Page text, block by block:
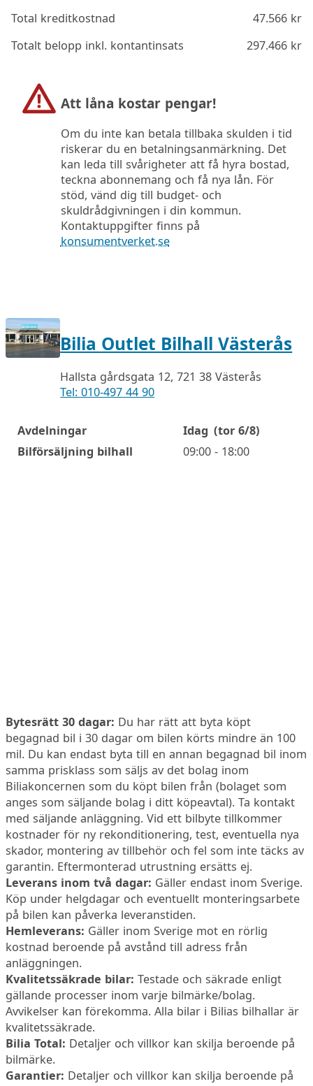
Total kreditkostnad
47.566kr
Totalt belopp inkl. kontantinsats
297.466kr
Att låna kostar pengar!
Om du inte kan betala tillbaka skulden i tid
riskerar du en betalningsanmärkning. Det
kan leda till svårigheter att få hyra bostad,
teckna abonnemang och få nya lån. För
stöd, vänd dig till budget- och
skuldrådgivningen i din kommun.
Kontaktuppgifter finns på
konsumentverket.se
Bilia Outlet Bilhall Västerås
Hallsta gårdsgata 12, 721 38 Västerås
Tel: 010-497 44 90
Öppettider
Avdelningar Idag (tor 6/8)
Bilförsäljning bilhall
09:00 - 18:00
Bytesrätt 30 dagar: Du har rätt att byta köpt
begagnad bil i 30 dagar om bilen körts mindre än 100
mil. Du kan endast byta till en annan begagnad bil inom
samma prisklass som säljs av det bolag inom
Biliakoncernen som du köpt bilen från (bolaget som
anges som säljande bolag i ditt köpeavtal). Ta kontakt
med säljande anläggning. Vid ett bilbyte tillkommer
kostnader för ny rekonditionering, test, eventuella nya
skador, montering av tillbehör och fel som inte täcks av
garantin. Eftermonterad utrustning ersätts ej.
Leverans inom två dagar: Gäller endast inom Sverige.
Köp under helgdagar och eventuellt monteringsarbete
på bilen kan påverka leveranstiden.
Hemleverans: Gäller inom Sverige mot en rörlig
kostnad beroende på avstånd till adress från
anläggningen.
Kvalitetssäkrade bilar: Testade och säkrade enligt
gällande processer inom varje bilmärke/bolag.
Avvikelser kan förekomma. Alla bilar i Bilias bilhallar är
kvalitetssäkrade.
Bilia Total: Detaljer och villkor kan skilja beroende på
bilmärke.
Garantier: Detaljer och villkor kan skilja beroende på